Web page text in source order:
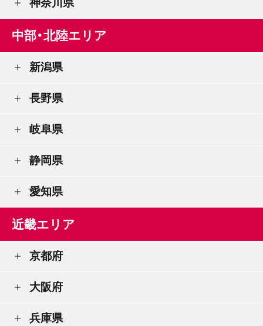
神奈川県
中部・北陸エリア
新潟県
長野県
岐阜県
静岡県
愛知県
近畿エリア
京都府
大阪府
兵庫県